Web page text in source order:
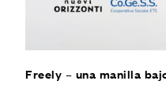
Freely – una manilla